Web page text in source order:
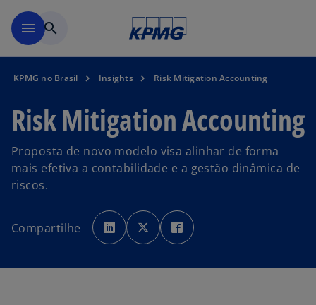
menu search
KPMG no Brasil Insights Risk Mitigation Accounting
Risk Mitigation Accounting
Proposta de novo modelo visa alinhar de forma
mais efetiva a contabilidade e a gestão dinâmica de
riscos.
Compartilhe
a
b
r
e
a
b
r
e
b
r